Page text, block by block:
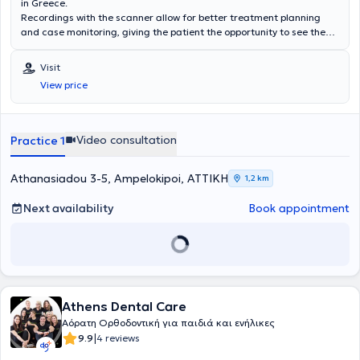
in Greece.
Recordings with the scanner allow for better treatment planning
and case monitoring, giving the patient the opportunity to see the
Visit
View price
Practice 1 Video consultation
Athanasiadou 3-5, Ampelokipoi, ΑΤΤΙΚΗ 1,2 km
Next availability Book appointment
Athens Dental Care
Αόρατη Ορθοδοντική για παιδιά και ενήλικες
9.9|4 reviews